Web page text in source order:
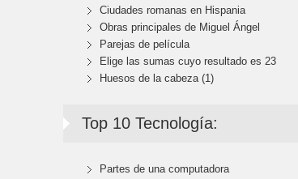
Ciudades romanas en Hispania
Obras principales de Miguel Ángel
Parejas de película
Elige las sumas cuyo resultado es 23
Huesos de la cabeza (1)
Top 10 Tecnología:
Partes de una computadora